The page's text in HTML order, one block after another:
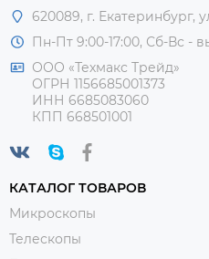
620089, г. Екатеринбург,
Пн-Пт 9:00-17:00, Сб-Вс -
ООО «Техмакс Трейд»
ОГРН 1156685001373
ИНН 6685083060
КПП 668501001
КАТАЛОГ ТОВАРОВ
Микроскопы
Телескопы